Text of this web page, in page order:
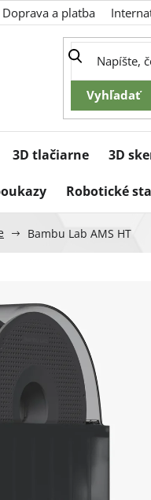
Doprava a platba
3D tlačiarne 3D
Robotické
Bambu Lab AMS HT